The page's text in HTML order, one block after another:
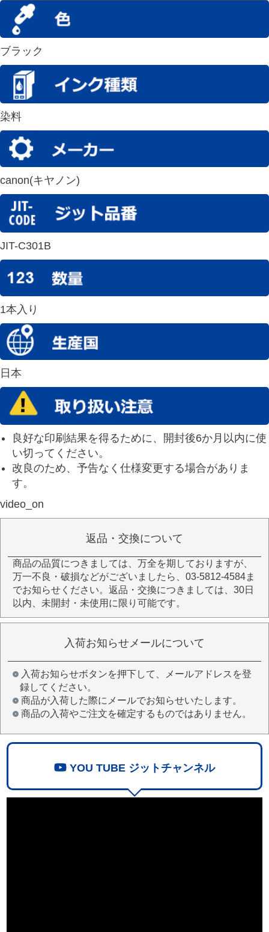
ブラック
染料
canon(キヤノン)
JIT-C301B
1本入り
日本
良好な印刷結果を得るために、開封後6か月以内に使
い切ってください。
改良のため、予告なく仕様変更する場合がありま
す。
video_on
返品・交換について
商品の品質につきましては、万全を期しておりますが、
万一不良・破損などがございましたら、03-5812-4584ま
でお知らせください。返品・交換につきましては、30日
以内、未開封・未使用に限り可能です。
入荷お知らせメールについて
入荷お知らせボタンを押下して、メールアドレスを登
録してください。
商品が入荷した際にメールでお知らせいたします。
商品の入荷やご注文を確定するものではありません。
YOU TUBE ジットチャンネル